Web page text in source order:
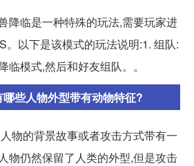
降临是一种特殊的玩法,需要玩家进
。以下是该模式的玩法说明:1. 组队:
临模式,然后和好友组队。。
些人物外型带有动物特征?
物的背景故事或者攻击方式带有一
物仍然保留了人类的外型,但是攻击